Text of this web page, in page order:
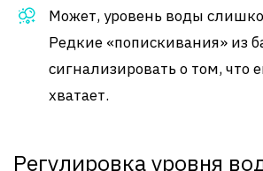
Может, уровень воды
Редкие «попискивания» из
сигнализировать о том, что
хватает.
Регулировка уровня